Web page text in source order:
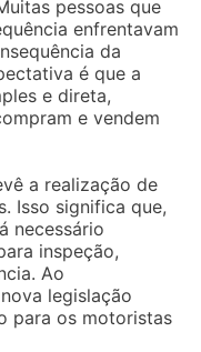
pessoas que
enfrentavam
da
é que a
e direta,
e vendem
a realização de
Isso significa que,
necessário
inspeção,
Ao
legislação
para os motoristas